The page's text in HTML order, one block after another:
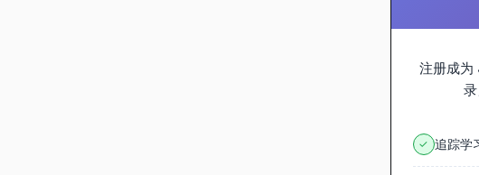
注册成为
✓ 追踪学